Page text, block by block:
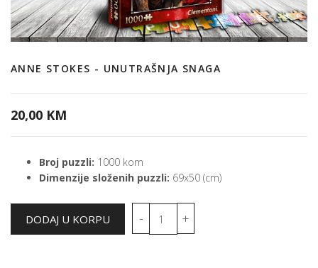
ANNE STOKES - UNUTRAŠNJA SNAGA
20,00 KM
Broj puzzli: 1000 kom
Dimenzije složenih puzzli: 69x50 (cm)